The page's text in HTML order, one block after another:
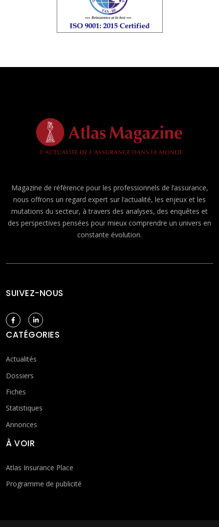
Magazine de référence pour les professionnels de l’assurance,
nous offrons un regard expert sur l’actualité, les enjeux et les
mutations du secteur, à travers des analyses, des enquêtes et
des perspectives pensées pour mieux comprendre un univers en
constante évolution.
SUIVEZ-NOUS
CATÉGORIES
Actualités
Dossiers
Fiches
Statistiques
Annonces
À VOIR
Atlas Insurance Place
Programme de publicité